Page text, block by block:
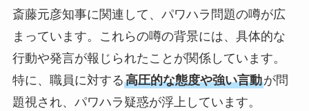
斎藤元彦知事に関連して、パワハラ問題の噂が広
まっています。これらの噂の背景には、具体的な
行動や発言が報じられたことが関係しています。
特に、職員に対する高圧的な態度や強い言動が問
題視され、パワハラ疑惑が浮上しています。